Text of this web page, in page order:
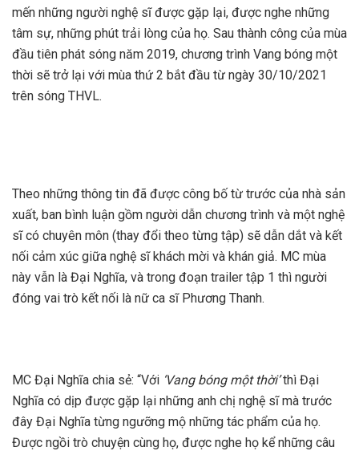
mến những người nghệ sĩ được gặp lại, được nghe những
tâm sự, những phút trải lòng của họ. Sau thành công của mùa
đầu tiên phát sóng năm 2019, chương trình Vang bóng một
thời sẽ trở lại với mùa thứ 2 bắt đầu từ ngày 30/10/2021
trên sóng THVL.
Theo những thông tin đã được công bố từ trước của nhà sản
xuất, ban bình luận gồm người dẫn chương trình và một nghệ
sĩ có chuyên môn (thay đổi theo từng tập) sẽ dẫn dắt và kết
nối cảm xúc giữa nghệ sĩ khách mời và khán giả. MC mùa
này vẫn là Đại Nghĩa, và trong đoạn trailer tập 1 thì người
đóng vai trò kết nối là nữ ca sĩ Phương Thanh.
MC Đại Nghĩa chia sẻ: “Với ‘Vang bóng một thời’thì Đại
Nghĩa có dịp được gặp lại những anh chị nghệ sĩ mà trước
đây Đại Nghĩa từng ngưỡng mộ những tác phẩm của họ.
Được ngồi trò chuyện cùng họ, được nghe họ kể những câu